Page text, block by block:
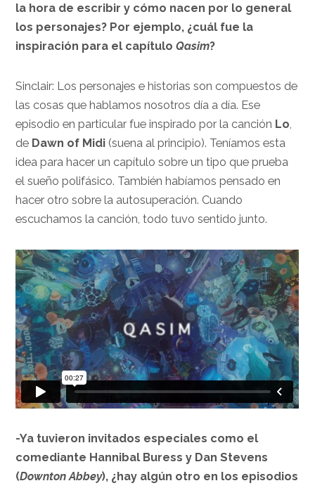
la hora de escribir y cómo nacen por lo general
los personajes? Por ejemplo, ¿cuál fue la
inspiración para el capítuloQasim?
Sinclair: Los personajes e historias son compuestos de
las cosas que hablamos nosotros día a día. Ese
episodio en particular fue inspirado por la canción Lo
de Dawn of Midi (suena al principio). Teníamos esta
idea para hacer un capítulo sobre un tipo que prueba
el sueño polifásico. También habíamos pensado en
hacer otro sobre la autosuperación. Cuando
escuchamos la canción, todo tuvo sentido junto.
-Ya tuvieron invitados especiales como el
comediante Hannibal Buress y Dan Stevens
(Downton Abbey), ¿hay algún otro en los episodios